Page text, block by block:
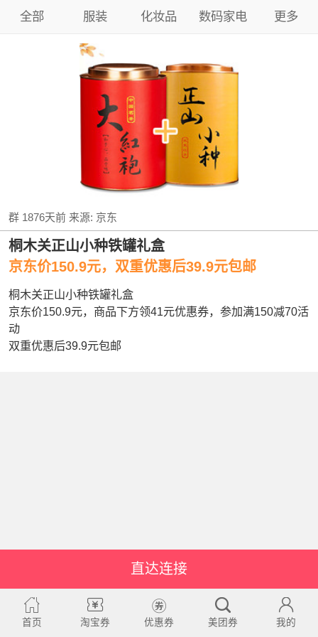
全部 服装 化妆品 数码家电 更多
群 1876天前来源: 京东
桐木关正山小种铁罐礼盒
京东价150.9元，双重优惠后39.9元包邮
桐木关正山小种铁罐礼盒
京东价150.9元，商品下方领41元优惠券，参加满150减70活
动
双重优惠后39.9元包邮
直达连接
首页 淘宝券 优惠券 美团券 我的